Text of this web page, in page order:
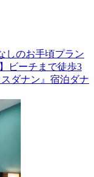
しのお手頃プラン
ビーチまで徒歩3
ダナン』宿泊ダナ